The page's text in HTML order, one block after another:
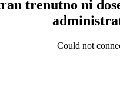
trenutno ni
Could not